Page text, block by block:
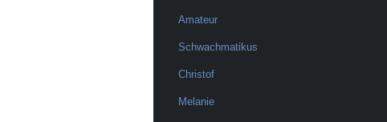
Amateur
Schwachmatikus
Christof
Melanie